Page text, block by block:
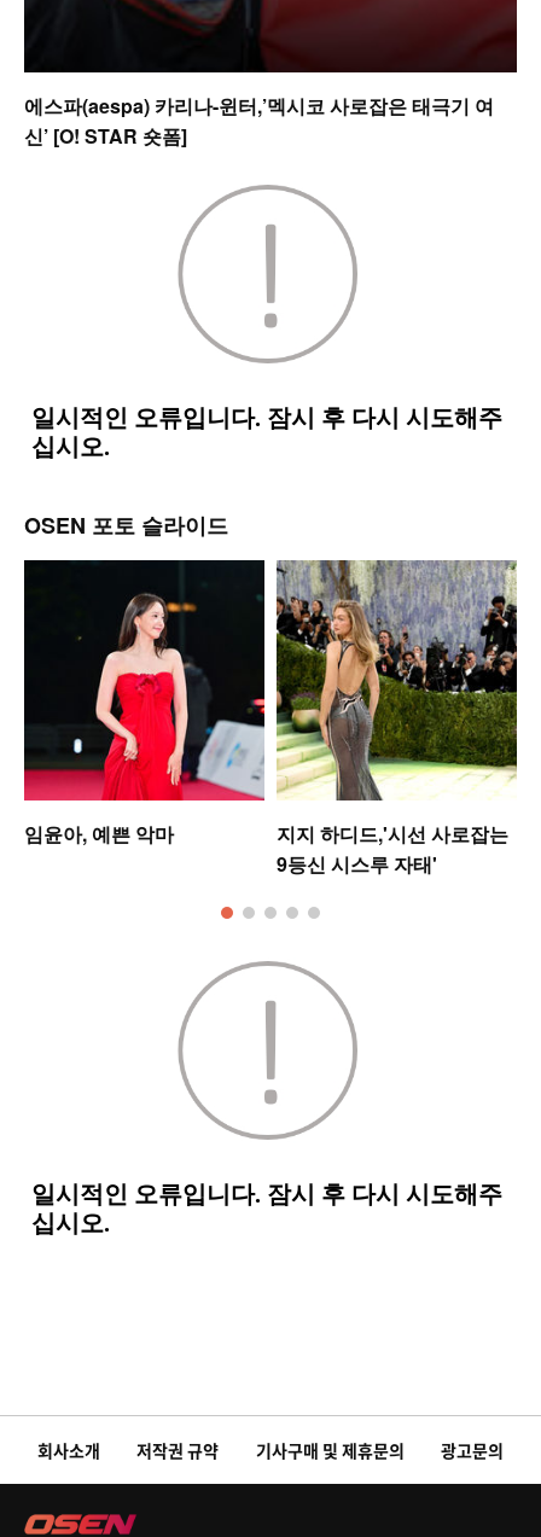
에스파(aespa) 카리나-윈터,’멕시코 사로잡은 태극기 여
신’ [O! STAR 숏폼]
OSEN 포토 슬라이드
임윤아, 예쁜 악마
지지 하디드,'시선 사로잡는
9등신 시스루 자태'
회사소개 저작권 규약 기사구매 및 제휴문의 광고문의